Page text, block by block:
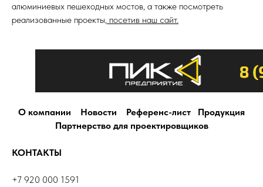
алюминиевых пешеходных мостов, а также посмотреть
реализованные проекты, посетив наш сайт.
О компании Новости Референс-лист
Продукция
Партнерство для проектировщиков
КОНТАКТЫ
+7 920 000 1591